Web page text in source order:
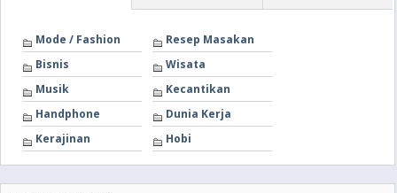
Mode / Fashion
Resep Masakan
Bisnis
Wisata
Musik
Kecantikan
Handphone
Dunia Kerja
Kerajinan
Hobi